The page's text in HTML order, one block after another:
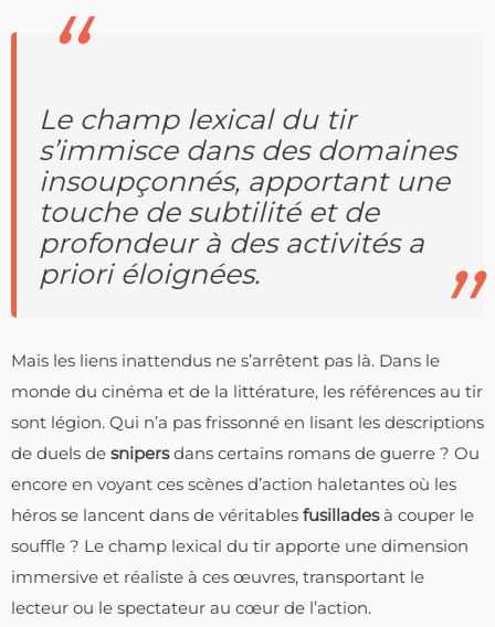
Le champ lexical du tir
s’immisce dans des domaines
insoupçonnés, apportant une
touche de subtilité et de
profondeur à des activités a
priori éloignées.
Mais les liens inattendus ne s’arrêtent pas là. Dans le
monde du cinéma et de la littérature, les références au tir
sont légion. Qui n’a pas frissonné en lisant les descriptions
de duels de snipersdans certains romans de guerre ? Ou
encore en voyant ces scènes d’action haletantes où les
héros se lancent dans de véritables fusilladesà couper le
souffle ? Le champ lexical du tir apporte une dimension
immersive et réaliste à ces œuvres, transportant le
lecteur ou le spectateur au cœur de l’action.